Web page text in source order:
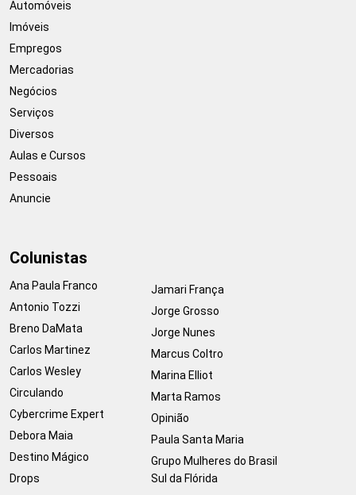
Automóveis
Imóveis
Empregos
Mercadorias
Negócios
Serviços
Diversos
Aulas e Cursos
Pessoais
Anuncie
Colunistas
Ana Paula Franco
Antonio Tozzi
Breno DaMata
Carlos Martinez
Carlos Wesley
Circulando
Cybercrime Expert
Debora Maia
Destino Mágico
Drops
Jamari França
Jorge Grosso
Jorge Nunes
Marcus Coltro
Marina Elliot
Marta Ramos
Opinião
Paula Santa Maria
Grupo Mulheres do Brasil
Sul da Flórida